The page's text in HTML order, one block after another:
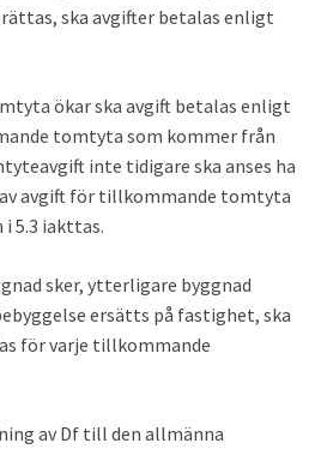
ska avgifter betalas enligt
ökar ska avgift betalas enligt
tomtyta som kommer från
inte tidigare ska anses ha
avgift för tillkommande tomtyta
5.3 iakttas.
sker, ytterligare byggnad
ersätts på fastighet, ska
för varje tillkommande
av Df till den allmänna